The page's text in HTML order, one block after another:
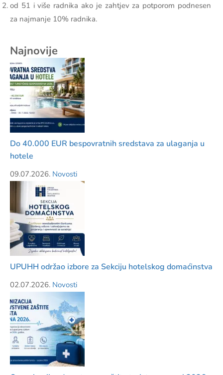
od 51 i više radnika ako je zahtjev za potporom podnesen
za najmanje 10% radnika.
Najnovije
Do 40.000 EUR bespovratnih sredstava za ulaganja u
hotele
09.07.2026. Novosti
UPUHH održao izbore za Sekciju hotelskog domaćinstva
02.07.2026. Novosti